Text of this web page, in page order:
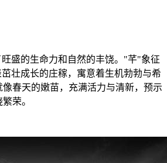
盛的生命力和自然的丰饶。"芊"象征
壮成长的庄稼，寓意着生机勃勃与希
春天的嫩苗，充满活力与清新，预示
荣。